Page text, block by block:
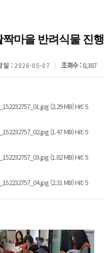
마을 반려식물 진행
일 : 2026-05-07 조회수 : 8,387
(2.29 MB) Hit: 5
(1.47 MB) Hit: 5
(1.82 MB) Hit: 5
(2.31 MB) Hit: 5